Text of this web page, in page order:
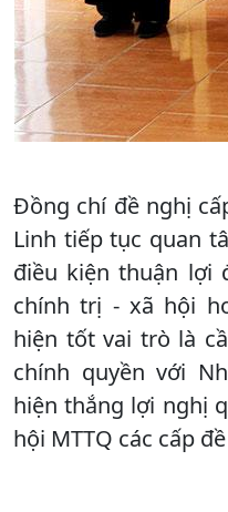
Đồng chí đề nghị
Linh tiếp tục quan
điều kiện thuận lợi
chính trị - xã hội
hiện tốt vai trò là
chính quyền với
hiện thắng lợi nghị
hội MTTQ các cấp